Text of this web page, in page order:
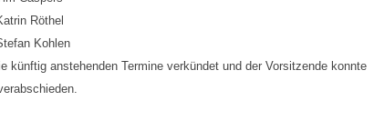
Röthel
Kohlen
künftig anstehenden Termine verkündet und der Vorsitzende konnte